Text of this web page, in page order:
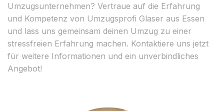
Umzugsunternehmen? Vertraue auf die Erfahrung
und Kompetenz von Umzugsprofi Glaser aus Essen
und lass uns gemeinsam deinen Umzug zu einer
stressfreien Erfahrung machen. Kontaktiere uns jetzt
für weitere Informationen und ein unverbindliches
Angebot!